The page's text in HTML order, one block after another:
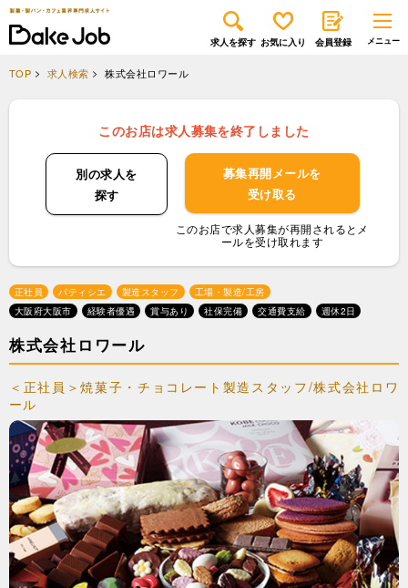
求人を探す お気に入り 会員登録
TOP 求人検索 株式会社ロワール
このお店は求人募集を終了しました
別の求人を
探す
募集再開メールを
受け取る
このお店で求人募集が再開されるとメ
ールを受け取れます
正社員 パティシエ 製造スタッフ
工場・製造/工房
大阪府大阪市
経験者優遇 賞与あり 社保完備 交通費支給 週休2日
株式会社ロワール
＜正社員＞焼菓子・チョコレート製造スタッフ/株式会社ロワ
ール